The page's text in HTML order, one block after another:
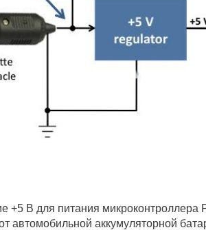
+5 В для питания микроконтроллера
автомобильной аккумуляторной